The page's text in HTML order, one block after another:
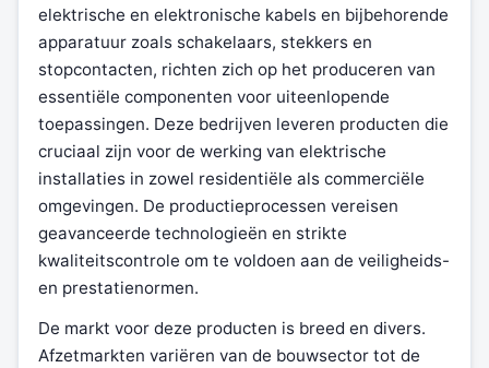
elektrische en elektronische kabels en bijbehorende
apparatuur zoals schakelaars, stekkers en
stopcontacten, richten zich op het produceren van
essentiële componenten voor uiteenlopende
toepassingen. Deze bedrijven leveren producten die
cruciaal zijn voor de werking van elektrische
installaties in zowel residentiële als commerciële
omgevingen. De productieprocessen vereisen
geavanceerde technologieën en strikte
kwaliteitscontrole om te voldoen aan de veiligheids-
en prestatienormen.
De markt voor deze producten is breed en divers.
Afzetmarkten variëren van de bouwsector tot de